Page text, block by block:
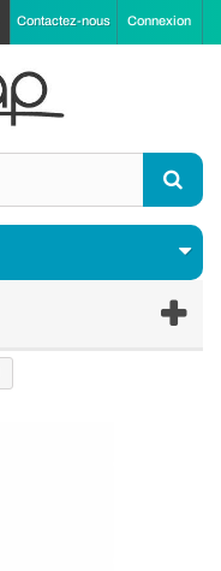
Connexion
Contactez-nous